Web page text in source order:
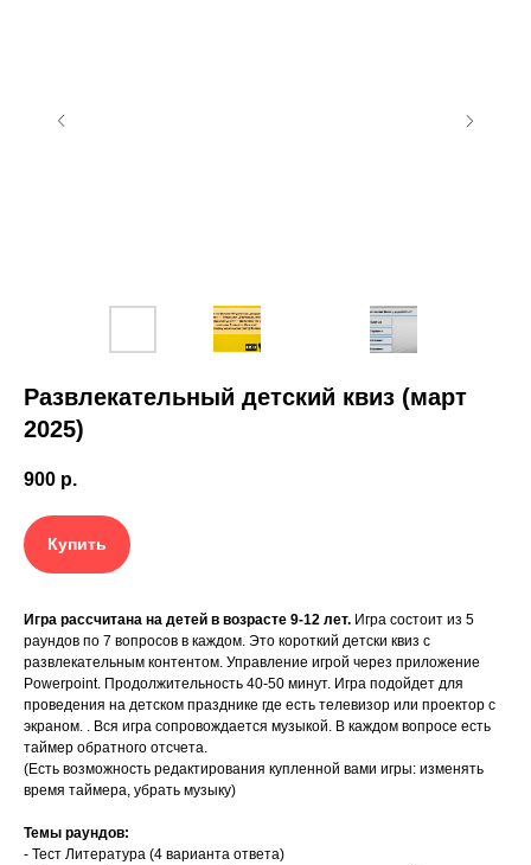
Развлекательный детский квиз (март
2025)
900 р.
Купить
Игра рассчитана на детей в возрасте 9-12 лет. Игра состоит из 5
раундов по 7 вопросов в каждом. Это короткий детски квиз с
развлекательным контентом. Управление игрой через приложение
Powerpoint. Продолжительность 40-50 минут. Игра подойдет для
проведения на детском празднике где есть телевизор или проектор с
экраном. . Вся игра сопровождается музыкой. В каждом вопросе есть
таймер обратного отсчета.
(Есть возможность редактирования купленной вами игры: изменять
время таймера, убрать музыку)
Темы раундов:
- Тест Литература (4 варианта ответа)